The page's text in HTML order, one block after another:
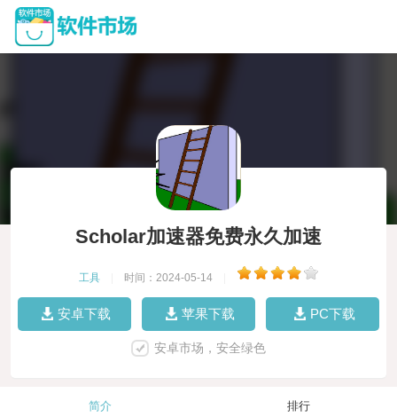
Scholar加速器免费永久加速
工具 时间：2024-05-14
安卓下载 苹果下载 PC下载
安卓市场，安全绿色
简介 排行